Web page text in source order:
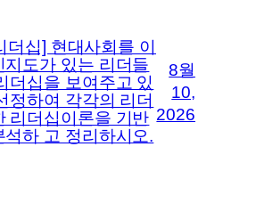
더십] 현대사회를 이
지도가 있는 리더들
더십을 보여주고 있
정하여 각각의 리더
리더십이론을 기반
석하 고 정리하시오.
8월
10,
2026